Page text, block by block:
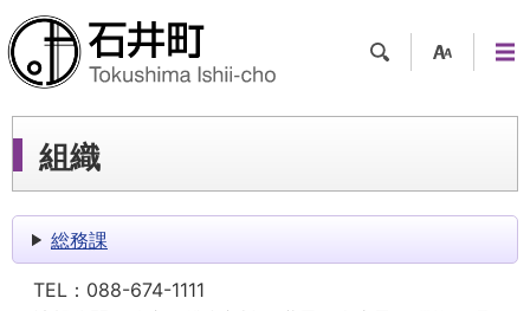
ツー
ュー
組織
総務課
TEL： 088-674-1111